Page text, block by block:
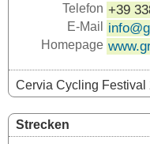
Telefon +39
E-Mail
Homepage
Cervia Cycling Festival
Strecken